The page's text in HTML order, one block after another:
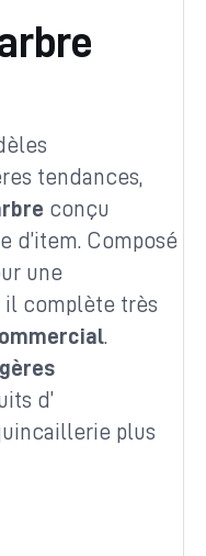
tendances,
conçu
d’item. Composé
une
il complète très
.
d’
plus